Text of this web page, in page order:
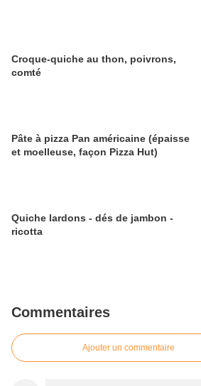
Croque-quiche au thon, poivrons,
comté
Pâte à pizza Pan américaine (épaisse
et moelleuse, façon Pizza Hut)
Quiche lardons - dés de jambon -
ricotta
Commentaires
Ajouter un commentaire